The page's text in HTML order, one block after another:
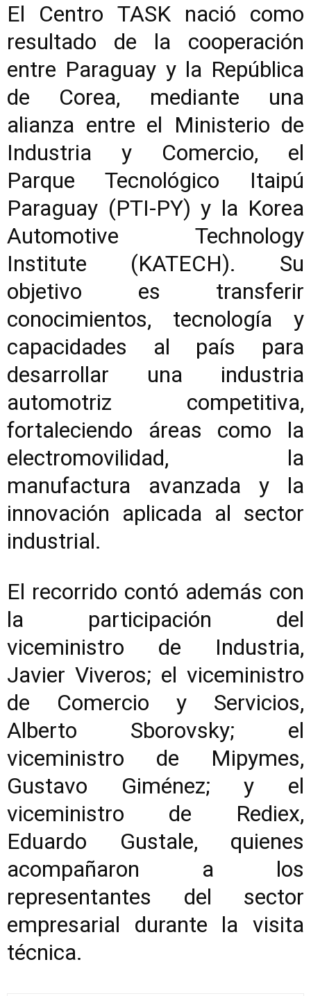
El Centro TASK nació como
resultado de la cooperación
entre Paraguay y la República
de Corea, mediante una
alianza entre el Ministerio de
Industria y Comercio, el
Parque Tecnológico Itaipú
Paraguay (PTI-PY) y la Korea
Automotive Technology
Institute (KATECH). Su
objetivo es transferir
conocimientos, tecnología y
capacidades al país para
desarrollar una industria
automotriz competitiva,
fortaleciendo áreas como la
electromovilidad, la
manufactura avanzada y la
innovación aplicada al sector
industrial.
El recorrido contó además con
la participación del
viceministro de Industria,
Javier Viveros; el viceministro
de Comercio y Servicios,
Alberto Sborovsky; el
viceministro de Mipymes,
Gustavo Giménez; y el
viceministro de Rediex,
Eduardo Gustale, quienes
acompañaron a los
representantes del sector
empresarial durante la visita
técnica.